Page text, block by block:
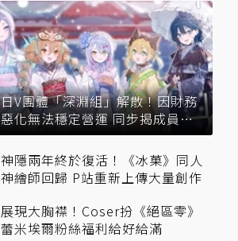
日V團體「深淵組」解散！因財務
惡化無法穩定營運 同步揭成員未
來去向
神隱兩年終於復活！《冰菓》同人
神繪師回歸 P站重新上傳大量創作
展現大胸襟！Coser扮《絕區零》
蕾米埃爾粉絲福利給好給滿